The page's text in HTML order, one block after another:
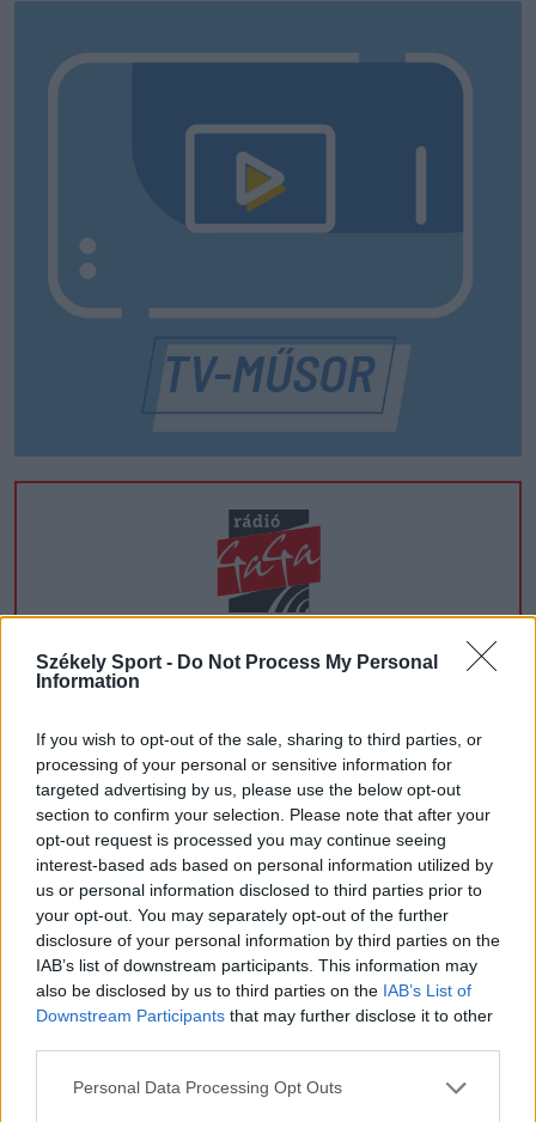
Székely Sport - Do Not Process My Personal
Information
If you wish to opt-out of the sale, sharing to third parties, or
processing of your personal or sensitive information for
targeted advertising by us, please use the below opt-out
section to confirm your selection. Please note that after your
opt-out request is processed you may continue seeing
interest-based ads based on personal information utilized by
us or personal information disclosed to third parties prior to
your opt-out. You may separately opt-out of the further
disclosure of your personal information by third parties on the
IAB’s list of downstream participants. This information may
also be disclosed by us to third parties on the IAB’s List of
Downstream Participants that may further disclose it to other
Personal Data Processing Opt Outs
CSÍKSZÉK
UDVARHELYSZÉK
HÁROMSZÉK
MAROSSZÉK
AJÁNLJUK MÉG